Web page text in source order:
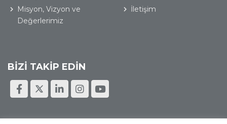
Misyon, Vizyon ve
Değerlerimiz
İletişim
BİZİ TAKİP EDİN